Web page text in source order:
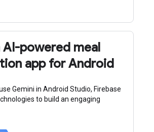
AI-powered meal
app for Android
Gemini in Android Studio, Firebase
to build an engaging